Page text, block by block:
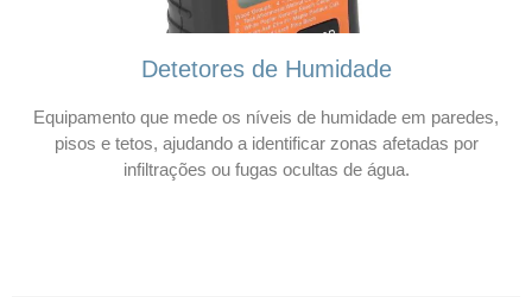
Detetores de Humidade
Equipamento que mede os níveis de humidade em paredes,
pisos e tetos, ajudando a identificar zonas afetadas por
infiltrações ou fugas ocultas de água.